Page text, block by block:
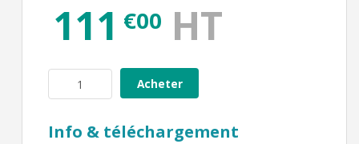
Acheter
Info & téléchargement